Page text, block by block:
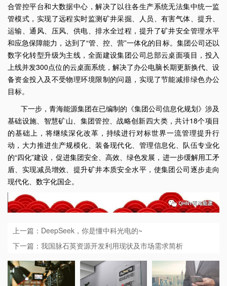
合管控平台和大数据中心，解决了以往各生产系统无法集中统一监
管模式，实现了远程实时监测矿井采掘、人员、有害气体、提升、
运输、通风、压风、供电、排水全过程，提升了矿井安全管理水平
和应急保障能力，达到了“管、控、营”一体化的目标。集团公司还以
数字化转型升级为主线，全面建设集团公司总部云桌面项目，投入
上线并发300点位的云桌面系统，解决了办公电脑长期更新换代、设
备资金投入及不受物理环境限制的问题，实现了节能减排绿色办公
目标。
下一步，青海能源集团在已编制的《集团公司信息化规划》涉及
基础设施、智慧矿山、集团管控、战略创新四大类，共计18个项目
的基础上，将继续深化改革，持续进行对标世界一流管理提升行
动，大力推进生产规模化、装备现代化、管理信息化、队伍专业化
的“四化”建设，促进集团安全、高效、绿色发展，进一步缓解用工矛
盾、实现减员增效、提升矿井本质安全水平，使集团公司逐步走向
现代化、数字化国企。
上一篇：DeepSeek，你是懂中科光电的~
下一篇：我国脉石英资源开发利用现状及市场需求简析